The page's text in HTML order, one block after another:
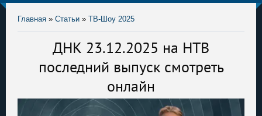
Главная » Статьи » ТВ-Шоу 2025
ДНК 23.12.2025 на НТВ
последний выпуск смотреть
онлайн